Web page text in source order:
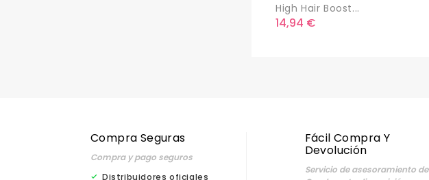
High Hair Boost...
Precio
14,94 €
Compra Seguras
Compra y pago seguros
Distribuidores oficiales
Fácil Compra Y
Devolución
Servicio de asesoramiento de